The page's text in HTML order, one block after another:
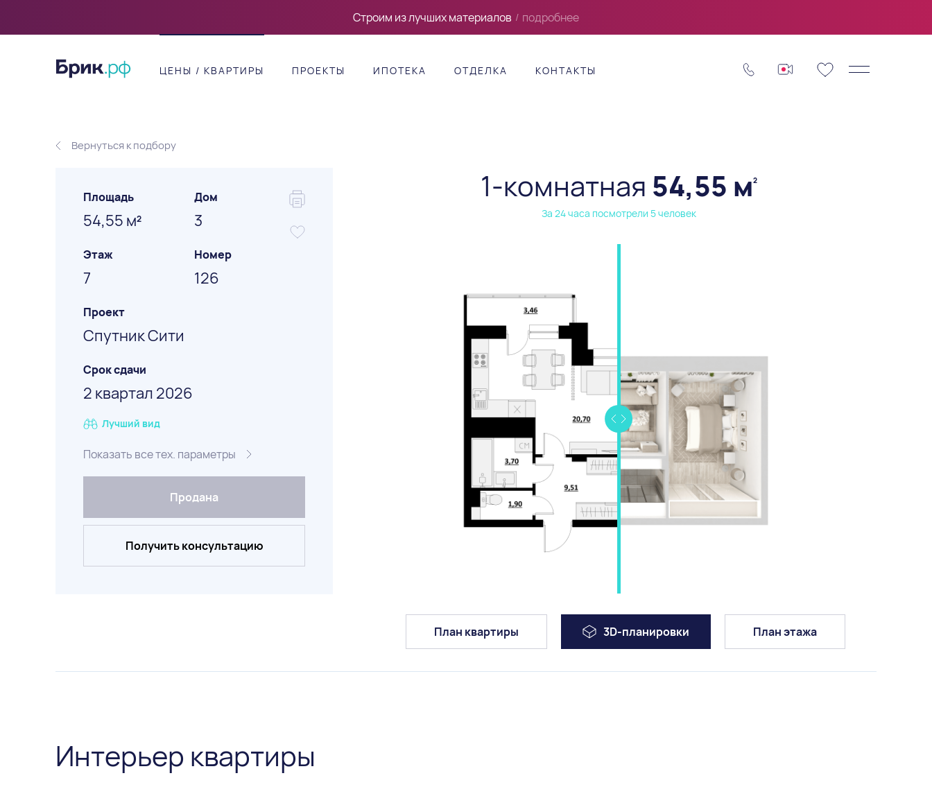
Строим из лучших материалов / подробнее
ЦЕНЫ / КВАРТИРЫ ПРОЕКТЫ ИПОТЕКА ОТДЕЛКА КОНТАКТЫ
Вернуться к подбору
Площадь
54,55 м2
Дом
3
Этаж
7
Номер
126
Проект
Спутник Сити
Срок сдачи
2 квартал 2026
Лучший вид
Показать все тех. параметры
Продана
Получить консультацию
1-комнатная 54,55 м2
За 24 часа посмотрели 5 человек
План квартиры 3D-планировки План этажа
Интерьер квартиры